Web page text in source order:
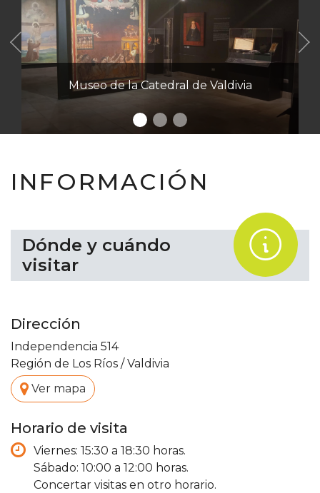
Museo de la Catedral de Valdivia
Anterior
INFORMACIÓN
Dónde y cuándo
visitar
.
Dirección
Independencia 514
Región de Los Ríos / Valdivia
. Ver mapa
Horario de visita
Viernes: 15:30 a 18:30 horas.
Sábado: 10:00 a 12:00 horas.
Concertar visitas en otro horario.